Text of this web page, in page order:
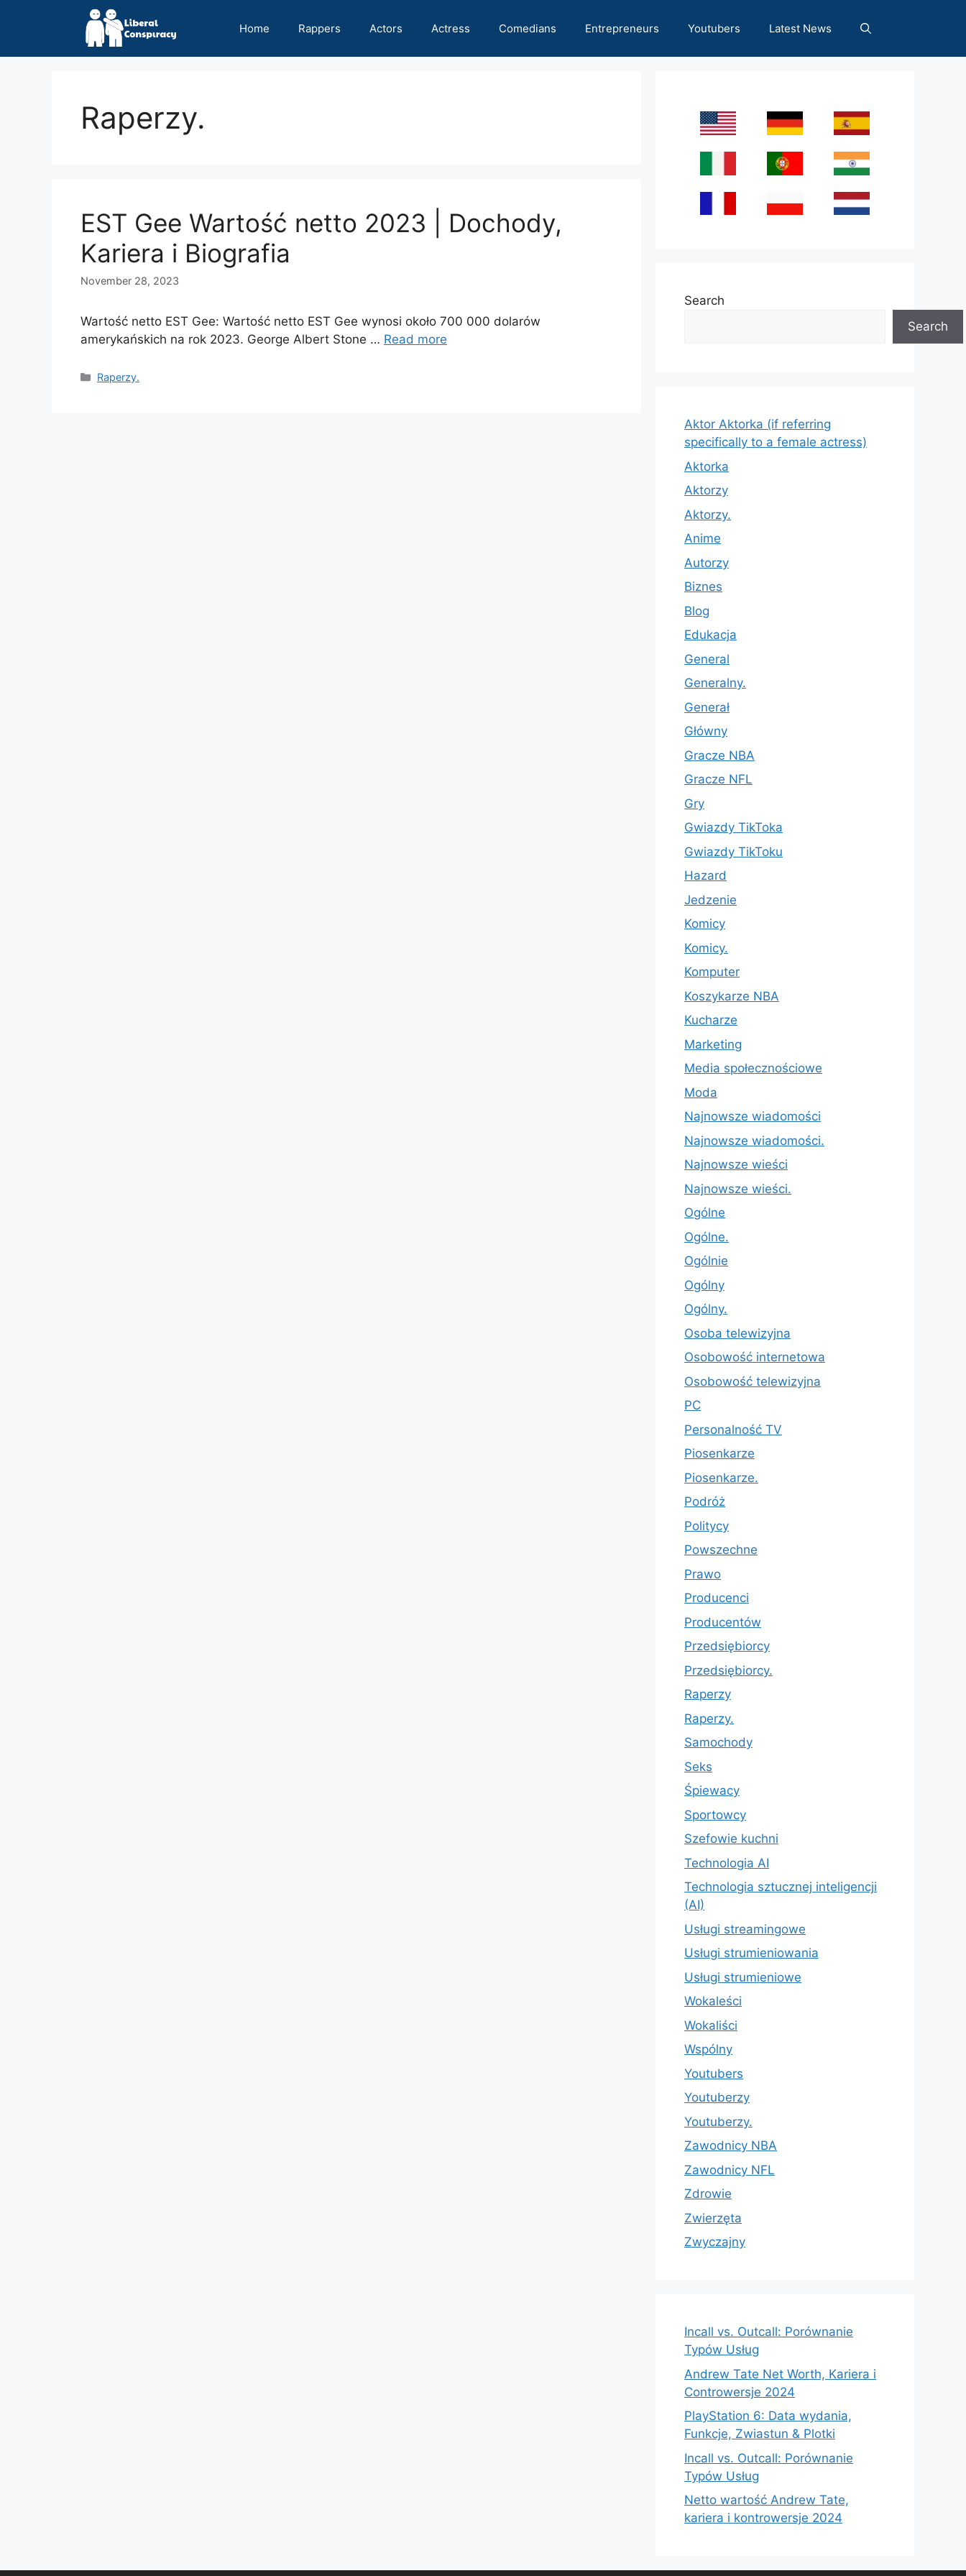
Home Rappers Actors Actress Comedians Entrepreneurs Youtubers Latest News
Raperzy.
EST Gee Wartość netto 2023 | Dochody,
Kariera i Biografia
November 28, 2023
Wartość netto EST Gee: Wartość netto EST Gee wynosi około 700 000 dolarów
amerykańskich na rok 2023. George Albert Stone … Read more
Categories
Raperzy.
Search
Search
Aktor Aktorka (if referring
specifically to a female actress)
Aktorka
Aktorzy
Aktorzy.
Anime
Autorzy
Biznes
Blog
Edukacja
General
Generalny.
Generał
Główny
Gracze NBA
Gracze NFL
Gry
Gwiazdy TikToka
Gwiazdy TikToku
Hazard
Jedzenie
Komicy
Komicy.
Komputer
Koszykarze NBA
Kucharze
Marketing
Media społecznościowe
Moda
Najnowsze wiadomości
Najnowsze wiadomości.
Najnowsze wieści
Najnowsze wieści.
Ogólne
Ogólne.
Ogólnie
Ogólny
Ogólny.
Osoba telewizyjna
Osobowość internetowa
Osobowość telewizyjna
PC
Personalność TV
Piosenkarze
Piosenkarze.
Podróż
Politycy
Powszechne
Prawo
Producenci
Producentów
Przedsiębiorcy
Przedsiębiorcy.
Raperzy
Raperzy.
Samochody
Seks
Śpiewacy
Sportowcy
Szefowie kuchni
Technologia AI
Technologia sztucznej inteligencji
(AI)
Usługi streamingowe
Usługi strumieniowania
Usługi strumieniowe
Wokaleści
Wokaliści
Wspólny
Youtubers
Youtuberzy
Youtuberzy.
Zawodnicy NBA
Zawodnicy NFL
Zdrowie
Zwierzęta
Zwyczajny
Incall vs. Outcall: Porównanie
Typów Usług
Andrew Tate Net Worth, Kariera i
Controwersje 2024
PlayStation 6: Data wydania,
Funkcje, Zwiastun & Plotki
Incall vs. Outcall: Porównanie
Typów Usług
Netto wartość Andrew Tate,
kariera i kontrowersje 2024